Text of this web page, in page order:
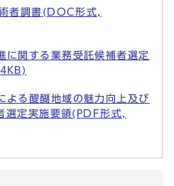
者調書(DOC形式,
に関する業務受託候補者選定
よる醍醐地域の魅力向上及び
選定実施要領(PDF形式,